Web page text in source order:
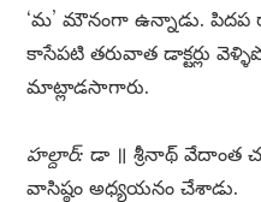
‘మ’ మౌనంగా ఉన్నాడు. పిదప
కాసేపటి తరువాత డాక్టర్లు
మాట్లాడసాగారు.
హల్దార్: డా ॥ శ్రీనాథ్ వేదాంత
వాసిష్ఠం అధ్యయనం చేశాడు.